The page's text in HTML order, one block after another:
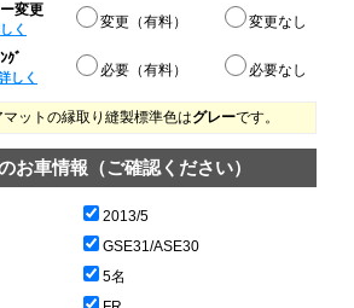
変更
く 変更（有料） 変更なし
ｸﾞ
しく 必要（有料） 必要なし
マットの縁取り縫製標準色はグレーです。
お車情報（ご確認ください）
2013/5
GSE31/ASE30
5名